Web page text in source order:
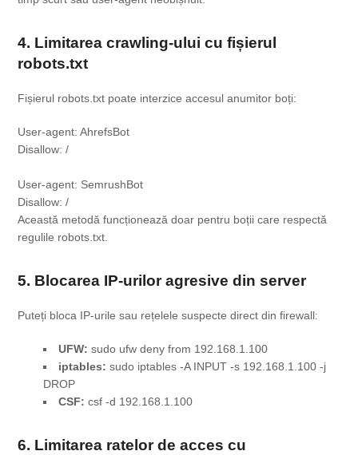
4. Limitarea crawling-ului cu fișierul
robots.txt
Fișierul robots.txt poate interzice accesul anumitor boți:
User-agent: AhrefsBot
Disallow: /
User-agent: SemrushBot
Această metodă funcționează doar pentru boții care respectă
regulile robots.txt.
5. Blocarea IP-urilor agresive din server
Puteți bloca IP-urile sau rețelele suspecte direct din firewall:
UFW: sudo ufw deny from 192.168.1.100
iptables: sudo iptables -A INPUT -s 192.168.1.100 -j
DROP
CSF: csf -d 192.168.1.100
6. Limitarea ratelor de acces cu